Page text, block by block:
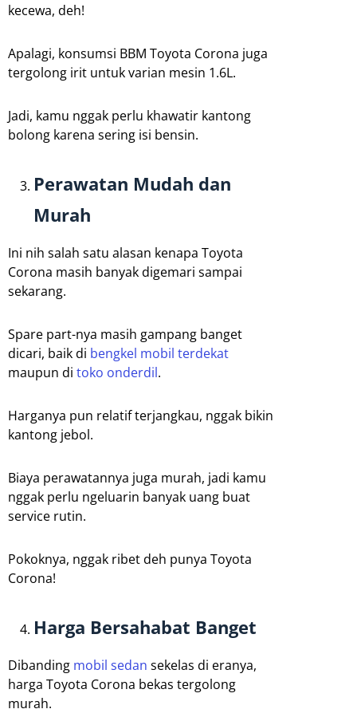
kecewa, deh!
Apalagi, konsumsi BBM Toyota Corona juga
tergolong irit untuk varian mesin 1.6L.
Jadi, kamu nggak perlu khawatir kantong
bolong karena sering isi bensin.
Perawatan Mudah dan
Murah
Ini nih salah satu alasan kenapa Toyota
Corona masih banyak digemari sampai
sekarang.
Spare part-nya masih gampang banget
dicari, baik di bengkel mobil terdekat
maupun di toko onderdil.
Harganya pun relatif terjangkau, nggak bikin
kantong jebol.
Biaya perawatannya juga murah, jadi kamu
nggak perlu ngeluarin banyak uang buat
service rutin.
Pokoknya, nggak ribet deh punya Toyota
Corona!
Harga Bersahabat Banget
Dibanding mobil sedan sekelas di eranya,
harga Toyota Corona bekas tergolong
murah.